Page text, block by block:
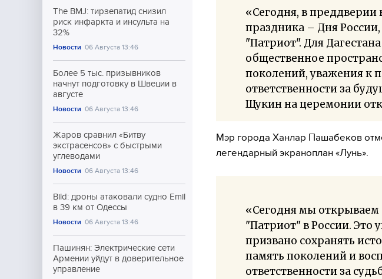
The BMJ: тирзепатид снизил
риск инфаркта и инсульта на
32%
Новости 06 Августа 13:46
Более 5 тыс. призывников
начнут подготовку в Швеции в
августе
Новости 06 Августа 13:46
Жаров сравнил «Битву
экстрасенсов» с быстрыми
углеводами
Новости 06 Августа 13:46
Bild: дроны атаковали судно Emil
в 39 км от Одессы
Новости 06 Августа 13:46
Пашинян: Электрические сети
Армении уйдут в доверительное
управление
«Сегодня, в преддверии
праздника – Дня
"Патриот". Для
общественное
поколений, уважения к
ответственности за
Щукин на церемонии
Мэр города Ханлар Пашабеков
легендарный экраноплан «Лунь».
«Сегодня мы
"Патриот" в России. Это
призвано сохранять
память поколений и
ответственности за